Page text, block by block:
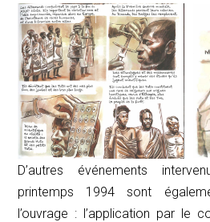
D’autres événements
printemps 1994 sont
l’ouvrage : l’application par le